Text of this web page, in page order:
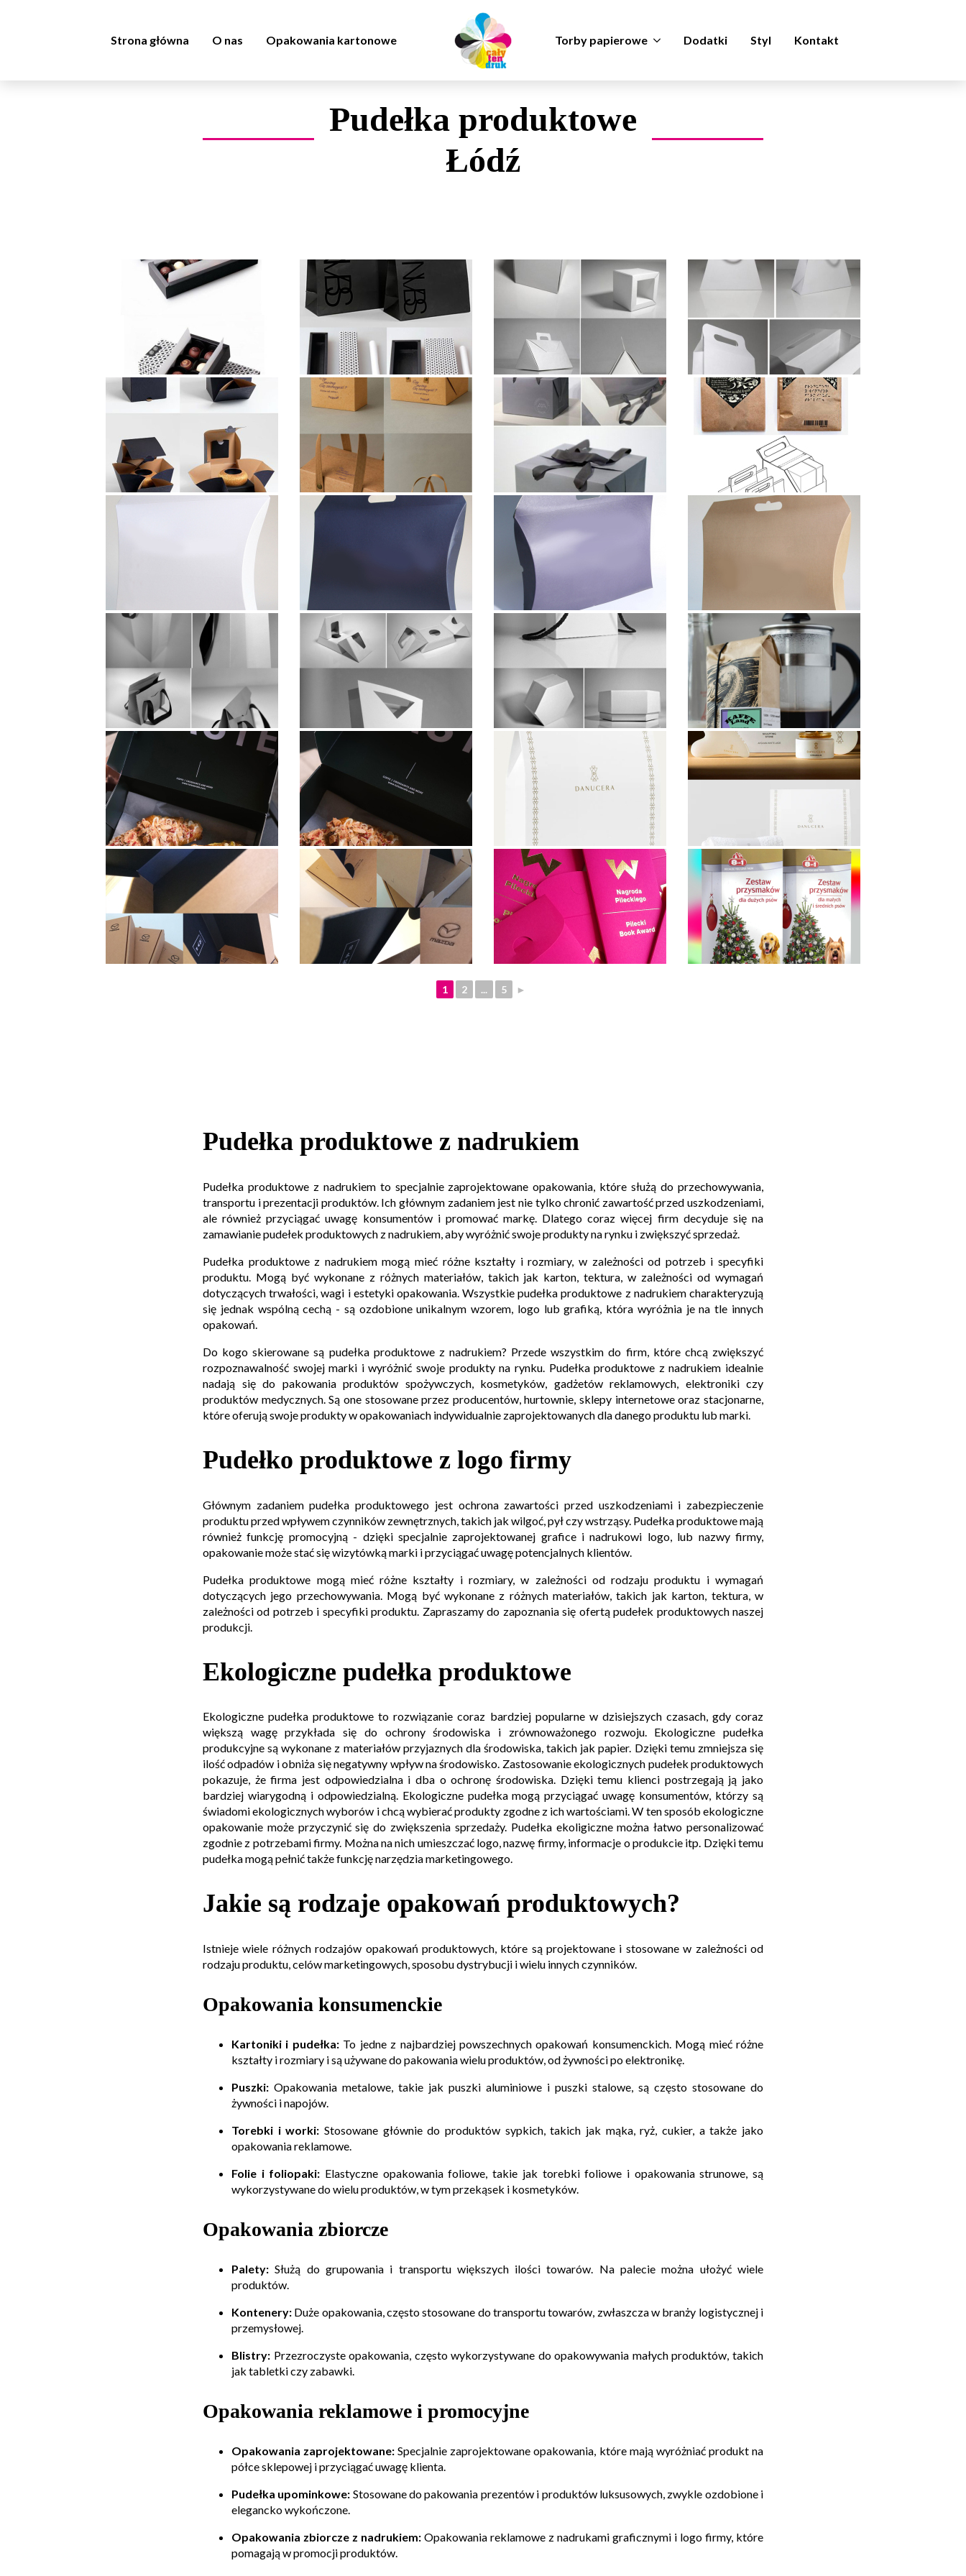
Strona główna O nas Opakowania kartonowe Torby papierowe Dodatki Styl Kontakt
Pudełka produktowe
Łódź
1 2 ... 5 ►
Pudełka produktowe z nadrukiem
Pudełka produktowe z nadrukiem to specjalnie zaprojektowane opakowania, które służą do przechowywania,
transportu i prezentacji produktów. Ich głównym zadaniem jest nie tylko chronić zawartość przed uszkodzeniami,
ale również przyciągać uwagę konsumentów i promować markę. Dlatego coraz więcej firm decyduje się na
zamawianie pudełek produktowych z nadrukiem, aby wyróżnić swoje produkty na rynku i zwiększyć sprzedaż.
Pudełka produktowe z nadrukiem mogą mieć różne kształty i rozmiary, w zależności od potrzeb i specyfiki
produktu. Mogą być wykonane z różnych materiałów, takich jak karton, tektura, w zależności od wymagań
dotyczących trwałości, wagi i estetyki opakowania. Wszystkie pudełka produktowe z nadrukiem charakteryzują
się jednak wspólną cechą - są ozdobione unikalnym wzorem, logo lub grafiką, która wyróżnia je na tle innych
opakowań.
Do kogo skierowane są pudełka produktowe z nadrukiem? Przede wszystkim do firm, które chcą zwiększyć
rozpoznawalność swojej marki i wyróżnić swoje produkty na rynku. Pudełka produktowe z nadrukiem idealnie
nadają się do pakowania produktów spożywczych, kosmetyków, gadżetów reklamowych, elektroniki czy
produktów medycznych. Są one stosowane przez producentów, hurtownie, sklepy internetowe oraz stacjonarne,
które oferują swoje produkty w opakowaniach indywidualnie zaprojektowanych dla danego produktu lub marki.
Pudełko produktowe z logo firmy
Głównym zadaniem pudełka produktowego jest ochrona zawartości przed uszkodzeniami i zabezpieczenie
produktu przed wpływem czynników zewnętrznych, takich jak wilgoć, pył czy wstrząsy. Pudełka produktowe mają
również funkcję promocyjną - dzięki specjalnie zaprojektowanej grafice i nadrukowi logo, lub nazwy firmy,
opakowanie może stać się wizytówką marki i przyciągać uwagę potencjalnych klientów.
Pudełka produktowe mogą mieć różne kształty i rozmiary, w zależności od rodzaju produktu i wymagań
dotyczących jego przechowywania. Mogą być wykonane z różnych materiałów, takich jak karton, tektura, w
zależności od potrzeb i specyfiki produktu. Zapraszamy do zapoznania się ofertą pudełek produktowych naszej
produkcji.
Ekologiczne pudełka produktowe
Ekologiczne pudełka produktowe to rozwiązanie coraz bardziej popularne w dzisiejszych czasach, gdy coraz
większą wagę przykłada się do ochrony środowiska i zrównoważonego rozwoju. Ekologiczne pudełka
produkcyjne są wykonane z materiałów przyjaznych dla środowiska, takich jak papier. Dzięki temu zmniejsza się
ilość odpadów i obniża się negatywny wpływ na środowisko. Zastosowanie ekologicznych pudełek produktowych
pokazuje, że firma jest odpowiedzialna i dba o ochronę środowiska. Dzięki temu klienci postrzegają ją jako
bardziej wiarygodną i odpowiedzialną. Ekologiczne pudełka mogą przyciągać uwagę konsumentów, którzy są
świadomi ekologicznych wyborów i chcą wybierać produkty zgodne z ich wartościami. W ten sposób ekologiczne
opakowanie może przyczynić się do zwiększenia sprzedaży. Pudełka ekoligiczne można łatwo personalizować
zgodnie z potrzebami firmy. Można na nich umieszczać logo, nazwę firmy, informacje o produkcie itp. Dzięki temu
pudełka mogą pełnić także funkcję narzędzia marketingowego.
Jakie są rodzaje opakowań produktowych?
Istnieje wiele różnych rodzajów opakowań produktowych, które są projektowane i stosowane w zależności od
rodzaju produktu, celów marketingowych, sposobu dystrybucji i wielu innych czynników.
Opakowania konsumenckie
Kartoniki i pudełka:To jedne z najbardziej powszechnych opakowań konsumenckich. Mogą mieć różne
kształty i rozmiary i są używane do pakowania wielu produktów, od żywności po elektronikę.
Puszki: Opakowania metalowe, takie jak puszki aluminiowe i puszki stalowe, są często stosowane do
żywności i napojów.
Torebki i worki: Stosowane głównie do produktów sypkich, takich jak mąka, ryż, cukier, a także jako
opakowania reklamowe.
Folie i foliopaki: Elastyczne opakowania foliowe, takie jak torebki foliowe i opakowania strunowe, są
wykorzystywane do wielu produktów, w tym przekąsek i kosmetyków.
Opakowania zbiorcze
Palety: Służą do grupowania i transportu większych ilości towarów. Na palecie można ułożyć wiele
produktów.
Kontenery: Duże opakowania, często stosowane do transportu towarów, zwłaszcza w branży logistycznej i
przemysłowej.
Blistry: Przezroczyste opakowania, często wykorzystywane do opakowywania małych produktów, takich
jak tabletki czy zabawki.
Opakowania reklamowe i promocyjne
Opakowania zaprojektowane: Specjalnie zaprojektowane opakowania, które mają wyróżniać produkt na
półce sklepowej i przyciągać uwagę klienta.
Pudełka upominkowe: Stosowane do pakowania prezentów i produktów luksusowych, zwykle ozdobione i
elegancko wykończone.
Opakowania zbiorcze z nadrukiem: Opakowania reklamowe z nadrukami graficznymi i logo firmy, które
pomagają w promocji produktów.